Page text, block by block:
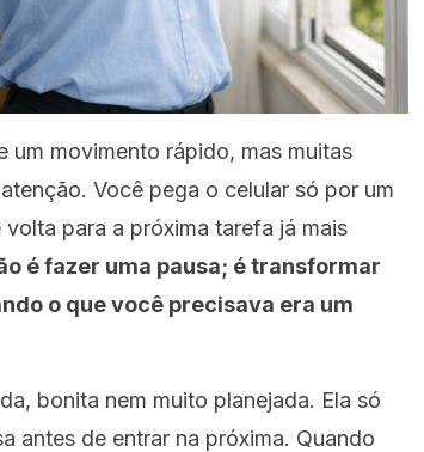
um movimento rápido, mas muitas
Você pega o celular só por um
para a próxima tarefa já mais
é fazer uma pausa; é transformar
o que você precisava era um
bonita nem muito planejada. Ela só
antes de entrar na próxima. Quando